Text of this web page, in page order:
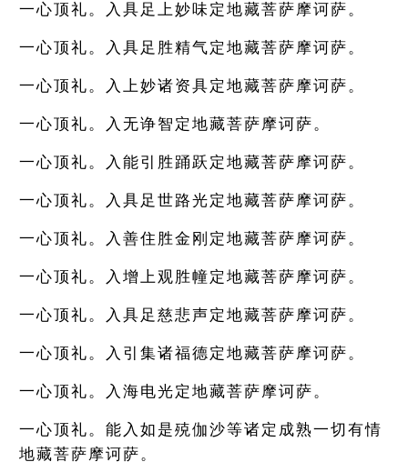
一心顶礼。入具足上妙味定地藏菩萨摩诃萨。
一心顶礼。入具足胜精气定地藏菩萨摩诃萨。
一心顶礼。入上妙诸资具定地藏菩萨摩诃萨。
一心顶礼。入无诤智定地藏菩萨摩诃萨。
一心顶礼。入能引胜踊跃定地藏菩萨摩诃萨。
一心顶礼。入具足世路光定地藏菩萨摩诃萨。
一心顶礼。入善住胜金刚定地藏菩萨摩诃萨。
一心顶礼。入增上观胜幢定地藏菩萨摩诃萨。
一心顶礼。入具足慈悲声定地藏菩萨摩诃萨。
一心顶礼。入引集诸福德定地藏菩萨摩诃萨。
一心顶礼。入海电光定地藏菩萨摩诃萨。
一心顶礼。能入如是殑伽沙等诸定成熟一切有情
地藏菩萨摩诃萨。